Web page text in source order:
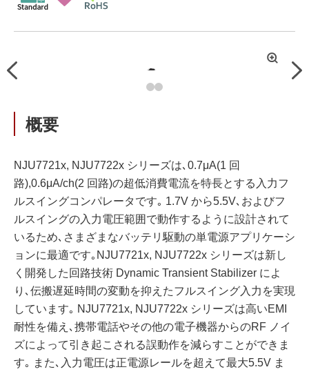
Previous
拡
概要
NJU7721x, NJU7722x シリーズは､0.7μA(1 回
路),0.6μA/ch(2 回路)の超低消費電流を特長とする入力フ
ルスイングコンパレータです｡ 1.7V から5.5V､およびフ
ルスイングの入力電圧範囲で動作するように設計されて
いるため､さまざまなバッテリ駆動の単電源アプリケーシ
ョンに最適です｡NJU7721x, NJU7722x シリーズは新し
く開発した回路技術 Dynamic Transient Stabilizer によ
り､伝搬遅延時間の変動を抑えたフルスイング入力を実現
しています｡ NJU7721x, NJU7722x シリーズは高いEMI
耐性を備え､携帯電話やその他の電子機器からのRF ノイ
ズによって引き起こされる誤動作を減らすことができま
す｡ また､入力電圧は正電源レールを超えて最大5.5V ま